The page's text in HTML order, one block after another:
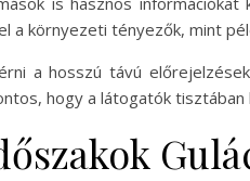
a környezeti tényezők, mint
a hosszú távú
hogy a látogatók